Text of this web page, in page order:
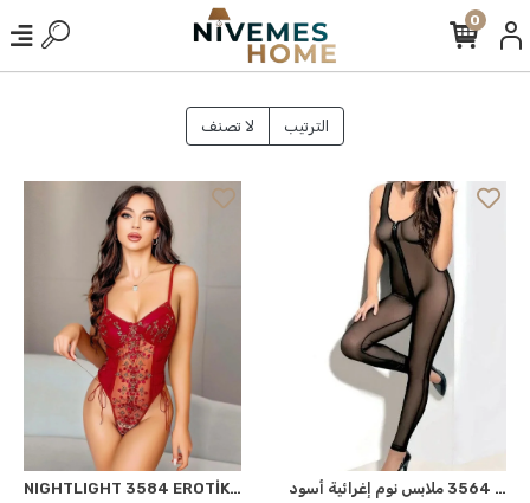
0
لا تصنف الترتيب
NIGHTLIGHT 3584 EROTİK BABYDOOL BORDO L-XL نايت لايت 3564 ملابس نوم إغرائية أسود S-M